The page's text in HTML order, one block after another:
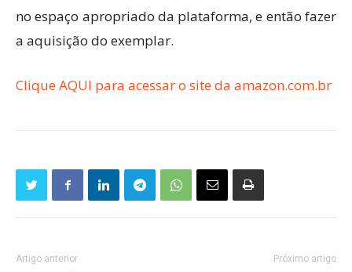
no espaço apropriado da plataforma, e então fazer
a aquisição do exemplar.
Clique AQUI para acessar o site da amazon.com.br
Artigo anterior Próximo artigo